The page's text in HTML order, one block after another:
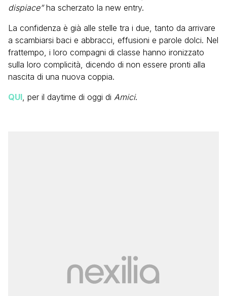
dispiace”ha scherzato la new entry.
La confidenza è già alle stelle tra i due, tanto da arrivare
a scambiarsi baci e abbracci, effusioni e parole dolci. Nel
frattempo, i loro compagni di classe hanno ironizzato
sulla loro complicità, dicendo di non essere pronti alla
nascita di una nuova coppia.
QUI , per il daytime di oggi di Amici.